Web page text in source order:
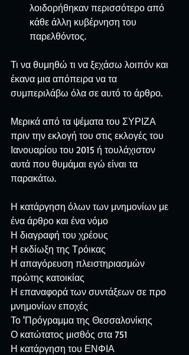
λοιδορήθηκαν περισσότερο από
κάθε άλλη κυβέρνηση του
παρελθόντος.
Τι να θυμηθώ τι να ξεχάσω λοιπόν και
έκανα μια απόπειρα να τα
συμπεριλάβω όλα σε αυτό το άρθρο.
Μερικά από τα ψέματα του ΣΥΡΙΖΑ
πριν την εκλογή του στις εκλογές του
Ιανουαρίου του 2015 ή τουλάχιστον
αυτά που θυμάμαι εγώ είναι τα
παρακάτω.
Η κατάργηση όλων των μνημονίων με
ένα άρθρο και ένα νόμο
Η διαγραφή του χρέους
Η εκδίωξη της Τρόικας
Η απαγόρευση πλειστηριασμών
πρώτης κατοικίας
Η επαναφορά των συντάξεων σε προ
μνημονίων εποχές
Το 'Πρόγραμμα της Θεσσαλονίκης
Ο κατώτατος μισθός στα 751
Η κατάργηση του ΕΝΦΙΑ